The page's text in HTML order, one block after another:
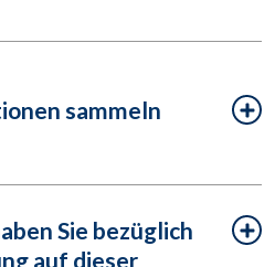
sammeln
Sie bezüglich
auf dieser